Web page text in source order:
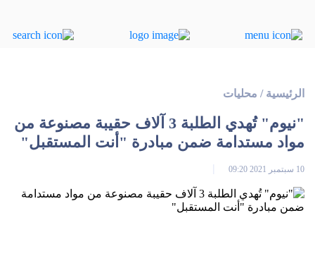
الرئيسية / محليات
"نيوم" تُهدي الطلبة 3 آلاف حقيبة مصنوعة من
مواد مستدامة ضمن مبادرة "أنت المستقبل"
10 سبتمبر 2021 09:20